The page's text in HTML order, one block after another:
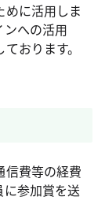
めに活用しま
への活用
おります。
信費等の経費
に参加賞を送